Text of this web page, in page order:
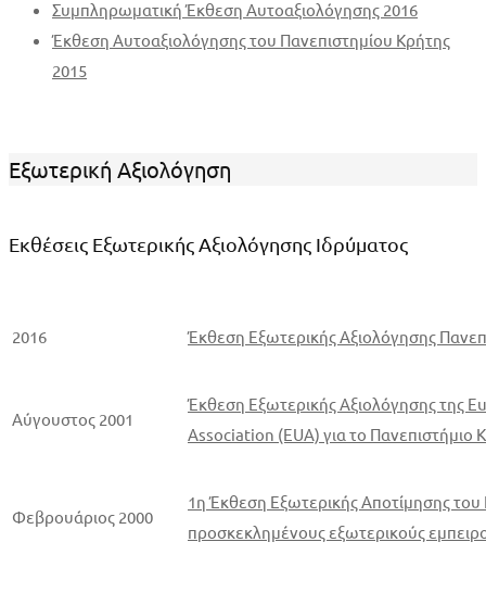
Συμπληρωματική Έκθεση Αυτοαξιολόγησης 2016
Έκθεση Αυτοαξιολόγησης του Πανεπιστημίου Κρήτης
2015
Εξωτερική Αξιολόγηση
Εκθέσεις Εξωτερικής Αξιολόγησης Ιδρύματος
2016 Έκθεση Εξωτερικής Αξιολόγησης
Αύγουστος 2001
Έκθεση Εξωτερικής Αξιολόγησης της
Association (EUA) για το Πανεπιστήμιο
Φεβρουάριος 2000
1η Έκθεση Εξωτερικής Αποτίμησης
προσκεκλημένους εξωτερικούς